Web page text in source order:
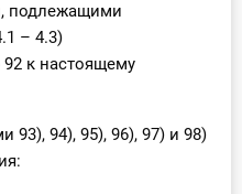
подлежащими
– 4.3)
к настоящему
93), 94), 95), 96), 97) и 98)